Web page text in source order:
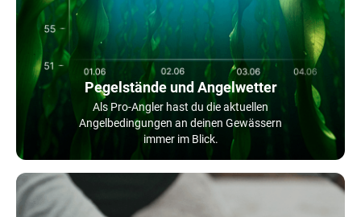
Pegelstände und Angelwetter
Als Pro-Angler hast du die aktuellen
Angelbedingungen an deinen Gewässern
immer im Blick.